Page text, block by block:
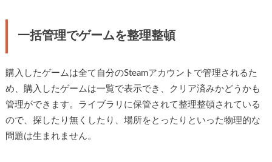
一括管理でゲームを整理整頓
購入したゲームは全て自分のSteamアカウントで管理されるた
め、購入したゲームは一覧で表示でき、クリア済みかどうかも
管理ができます。ライブラリに保管されて整理整頓されている
ので、探したり無くしたり、場所をとったりといった物理的な
問題は生まれません。